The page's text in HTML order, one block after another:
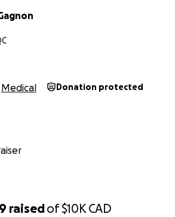
raisedof$10K CAD
Medical Donation protected